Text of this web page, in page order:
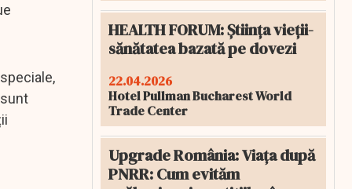
HEALTH FORUM: Știința vieții-
sănătatea bazată pe dovezi
22.04.2026
Hotel Pullman Bucharest World
Trade Center
Upgrade România: Viața după
PNRR: Cum evităm